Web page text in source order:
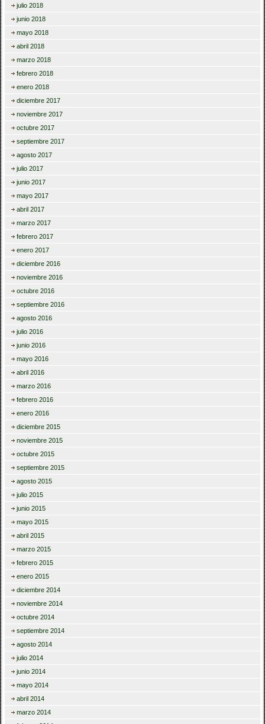
julio 2018
junio 2018
mayo 2018
abril 2018
marzo 2018
febrero 2018
enero 2018
diciembre 2017
noviembre 2017
octubre 2017
septiembre 2017
agosto 2017
julio 2017
junio 2017
mayo 2017
abril 2017
marzo 2017
febrero 2017
enero 2017
diciembre 2016
noviembre 2016
octubre 2016
septiembre 2016
agosto 2016
julio 2016
junio 2016
mayo 2016
abril 2016
marzo 2016
febrero 2016
enero 2016
diciembre 2015
noviembre 2015
octubre 2015
septiembre 2015
agosto 2015
julio 2015
junio 2015
mayo 2015
abril 2015
marzo 2015
febrero 2015
enero 2015
diciembre 2014
noviembre 2014
octubre 2014
septiembre 2014
agosto 2014
julio 2014
junio 2014
mayo 2014
abril 2014
marzo 2014